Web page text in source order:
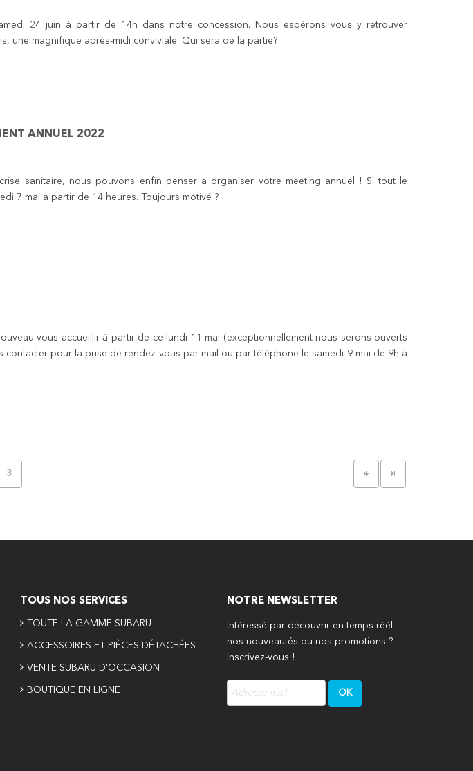
24 juin à partir de 14h dans notre concession. Nous espérons vous y retrouver
une magnifique après-midi conviviale. Qui sera de la partie?
ANNUEL 2022
sanitaire, nous pouvons enfin penser a organiser votre meeting annuel ! Si tout le
7 mai a partir de 14 heures. Toujours motivé ?
vous accueillir à partir de ce lundi 11 mai (exceptionnellement nous serons ouverts
contacter pour la prise de rendez vous par mail ou par téléphone le samedi 9 mai de 9h à
3
TOUS NOS SERVICES
TOUTE LA GAMME SUBARU
ACCESSOIRES ET PIÈCES DÉTACHÉES
VENTE SUBARU D’OCCASION
BOUTIQUE EN LIGNE
NOTRE NEWSLETTER
Intéressé par découvrir en temps réél
nos nouveautés ou nos promotions ?
Inscrivez-vous !